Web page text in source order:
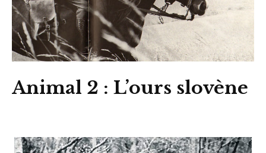
Animal 2 : L’ours slovène